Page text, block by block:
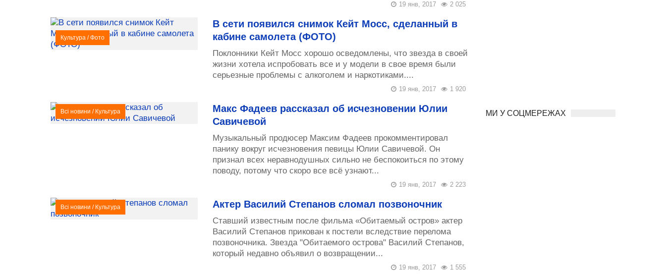
2 025
19 янв, 2017
Культура /Фото
В сети появился снимок Кейт Мосс, сделанный в
кабине самолета (ФОТО)
Поклонники Кейт Мосс хорошо осведомлены, что звезда в своей
жизни хотела испробовать все и у модели в свое время были
серьезные проблемы с алкоголем и наркотиками....
1 920
19 янв, 2017
Всі новини / Культура
Макс Фадеев рассказал об исчезновении Юлии
Савичевой
Музыкальный продюсер Максим Фадеев прокомментировал
панику вокруг исчезновения певицы Юлии Савичевой. Он
признал всех неравнодушных сильно не беспокоиться по этому
поводу, потому что скоро все всё узнают...
2 223
19 янв, 2017
Всі новини / Культура Актер Василий Степанов сломал позвоночник
Ставший известным после фильма «Обитаемый остров» актер
Василий Степанов прикован к постели вследствие перелома
позвоночника. Звезда "Обитаемого острова" Василий Степанов,
который недавно объявил о возвращении...
1 555
19 янв, 2017
МИ У СОЦМЕРЕЖАХ